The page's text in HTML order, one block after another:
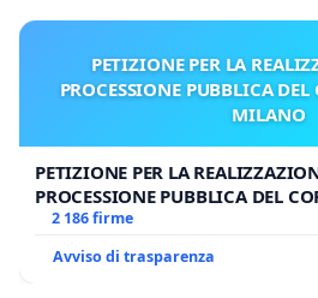
PETIZIONE PER LA
PROCESSIONE PUBBLICA
MILANO
PETIZIONE PER LA
PROCESSIONE PUBBLICA DEL
MILANO
2 186 firme
Avviso di trasparenza